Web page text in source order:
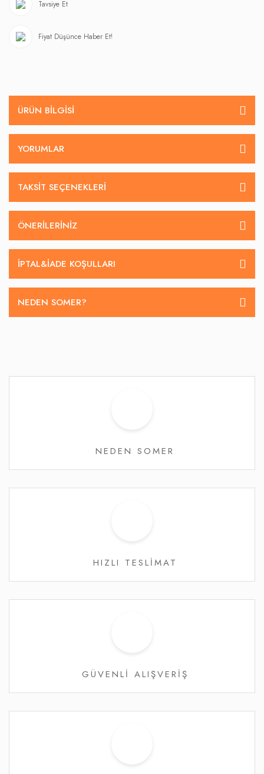
Tavsiye Et
Fiyat Düşünce Haber Et!
ÜRÜN BILGISI
YORUMLAR
TAKSIT SEÇENEKLERI
ÖNERILERINIZ
İPTAL&IADE KOŞULLARI
NEDEN SOMER?
NEDEN SOMER
HIZLI TESLİMAT
GÜVENLİ ALIŞVERİŞ